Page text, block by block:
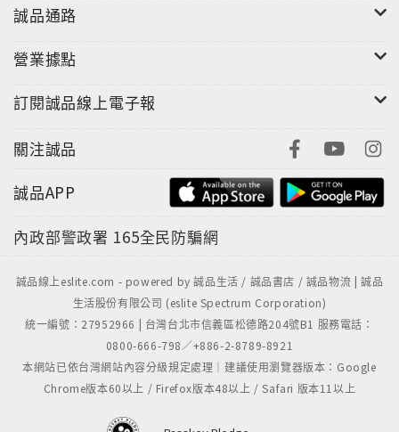
誠品通路
營業據點
訂閱誠品線上電子報
關注誠品
誠品APP
內政部警政署 165全民防騙網
誠品線上eslite.com - powered by 誠品生活 / 誠品書店 / 誠品物流 | 誠品
生活股份有限公司 (eslite Spectrum Corporation)
統一編號：27952966 | 台灣台北市信義區松德路204號B1 服務電話：
0800-666-798／+886-2-8789-8921
本網站已依台灣網站內容分級規定處理｜建議使用瀏覽器版本：Google
Chrome版本60以上 / Firefox版本48以上 / Safari 版本11以上